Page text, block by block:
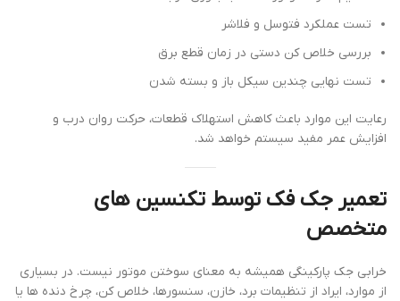
تست عملکرد فتوسل و فلاشر
بررسی خلاص کن دستی در زمان قطع برق
تست نهایی چندین سیکل باز و بسته شدن
رعایت این موارد باعث کاهش استهلاک قطعات، حرکت روان درب و
افزایش عمر مفید سیستم خواهد شد.
تعمیر جک فک توسط تکنسین های
متخصص
خرابی جک پارکینگی همیشه به معنای سوختن موتور نیست. در بسیاری
از موارد، ایراد از تنظیمات برد، خازن، سنسورها، خلاص کن، چرخ دنده ها یا